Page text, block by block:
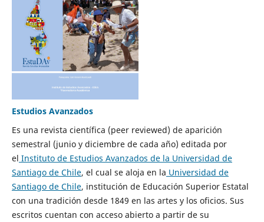
Estudios Avanzados
Es una revista científica (peer reviewed) de aparición
semestral (junio y diciembre de cada año) editada por
el Instituto de Estudios Avanzados de la Universidad de
Santiago de Chile, el cual se aloja en la Universidad de
Santiago de Chile, institución de Educación Superior Estatal
con una tradición desde 1849 en las artes y los oficios. Sus
escritos cuentan con acceso abierto a partir de su